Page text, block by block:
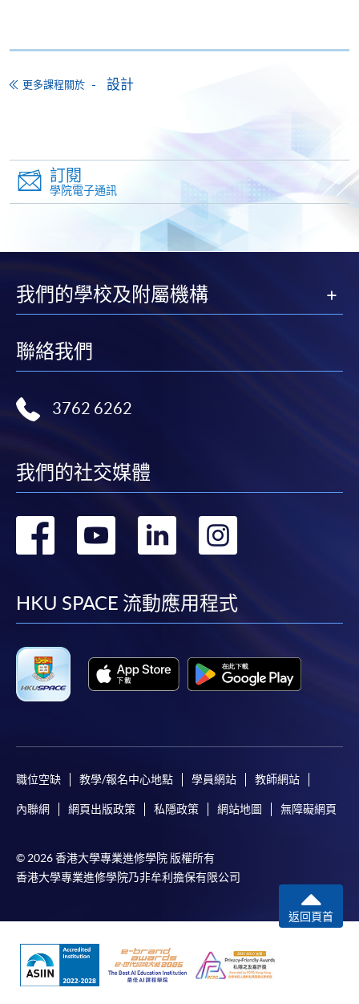
申請
申請表 下載申請表
報名辦法
申請人可親臨本院各報名中心遞交下列文件；亦可郵
香港北角英皇道494號
身份證副本；
學歷副本(包括證書及成績單)；及
報名費港幣$200，如以支票形式繳付，抬頭請寫
「HKU SPACE」或「香港大學專業進修學院」(取
更多課程關於 設計
訂閱
學院電子通訊
我們的學校及附屬機構
聯絡我們
3762 6262
我們的社交媒體
轉
facebook
轉
youtube
轉
linkedin
HKU SPACE 流動應用程式
職位空缺 教學/報名中心地點 學員網站 教師網站
內聯網 網頁出版政策 私隱政策 網站地圖 無障礙網頁
© 2026 香港大學專業進修學院 版權所有
香港大學專業進修學院乃非牟利擔保有限公司
返回頁首